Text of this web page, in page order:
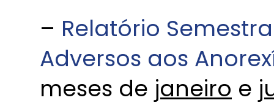
– Relatório
Adversos aos
meses de janeiro e